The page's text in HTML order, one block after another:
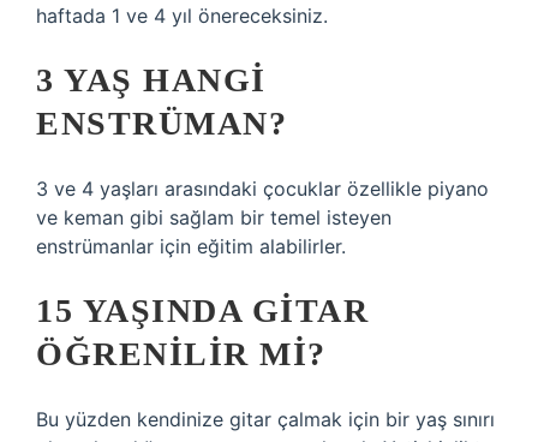
haftada 1 ve 4 yıl önereceksiniz.
3 YAŞ HANGI
ENSTRÜMAN?
3 ve 4 yaşları arasındaki çocuklar özellikle piyano
ve keman gibi sağlam bir temel isteyen
enstrümanlar için eğitim alabilirler.
15 YAŞINDA GITAR
ÖĞRENILIR MI?
Bu yüzden kendinize gitar çalmak için bir yaş sınırı